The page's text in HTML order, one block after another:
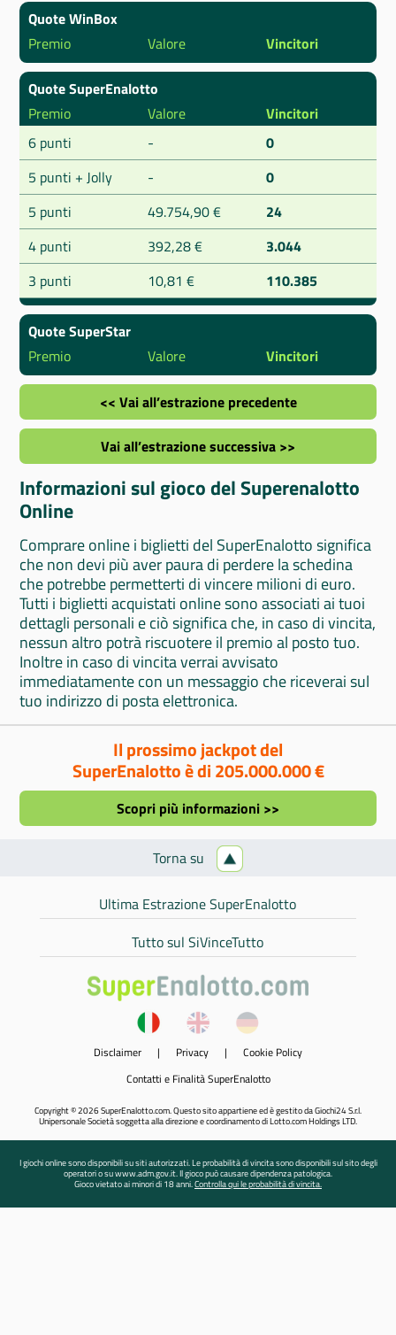
Quote WinBox
Premio
Valore Vincitori
Quote SuperEnalotto
Premio
Valore
Vincitori
6 punti
-
0
5 punti + Jolly
-
0
5 punti
49.754,90 €
24
4 punti
392,28 €
3.044
3 punti
10,81 € 110.385
Quote SuperStar
Premio
Valore Vincitori
<< Vai all’estrazione precedente
Vai all’estrazione successiva >>
Informazioni sul gioco del Superenalotto
Online
Comprare online i biglietti del SuperEnalotto significa
che non devi più aver paura di perdere la schedina
che potrebbe permetterti di vincere milioni di euro.
Tutti i biglietti acquistati online sono associati ai tuoi
dettagli personali e ciò significa che, in caso di vincita,
nessun altro potrà riscuotere il premio al posto tuo.
Inoltre in caso di vincita verrai avvisato
immediatamente con un messaggio che riceverai sul
tuo indirizzo di posta elettronica.
Il prossimo jackpot del
SuperEnalotto è di 205.000.000 €
Scopri più informazioni >>
Torna su
Ultima Estrazione SuperEnalotto
Tutto sul SiVinceTutto
Disclaimer | Privacy | Cookie Policy
Contatti e Finalità SuperEnalotto
Copyright © 2026 SuperEnalotto.com. Questo sito appartiene ed è gestito da Giochi24 S.r.l.
Unipersonale Società soggetta alla direzione e coordinamento di Lotto.com Holdings LTD.
I giochi online sono disponibili su siti autorizzati. Le probabilità di vincita sono disponibili sul sito degli
operatori o su www.adm.gov.it. Il gioco può causare dipendenza patologica.
Gioco vietato ai minori di 18 anni.Controlla qui le probabilità di vincita.